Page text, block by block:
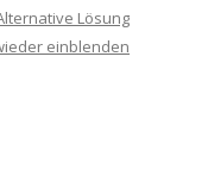
Lösung
einblenden